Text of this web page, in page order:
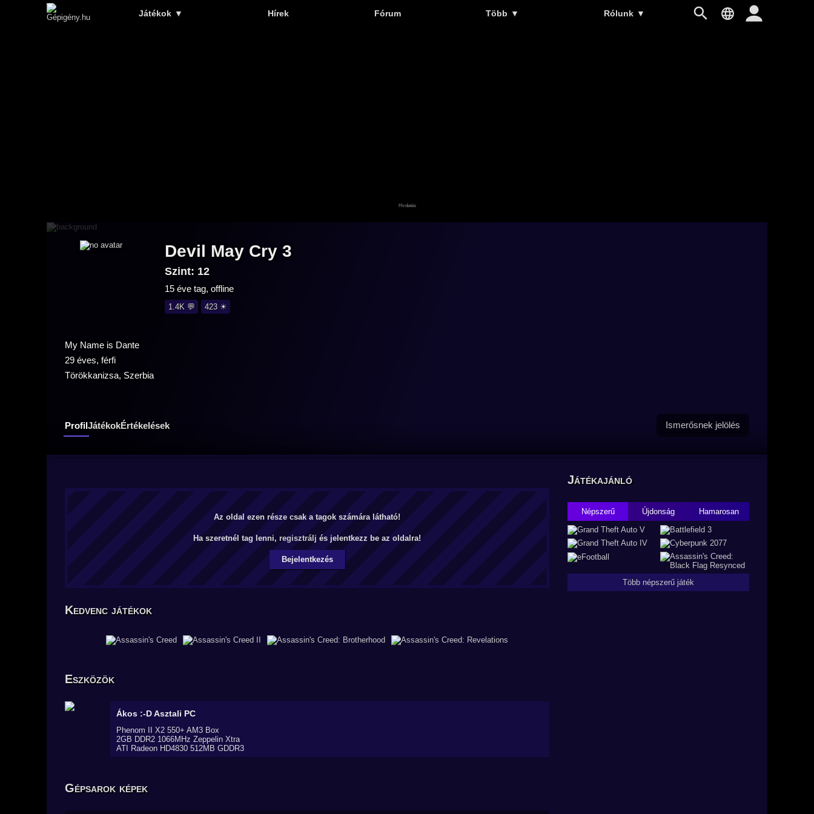
Játékok ▼ Hírek Fórum Több ▼ Rólunk ▼
Devil May Cry 3
Szint: 12
15 éve tag, offline
1.4K 💬 423 ☀
My Name is Dante
29 éves, férfi
Törökkanizsa, Szerbia
ProfilJátékokÉrtékelések Ismerősnek jelölés
Az oldal ezen része csak a tagok számára látható!
Ha szeretnél tag lenni, regisztrálj és jelentkezz be az oldalra!
Bejelentkezés
Kedvenc játékok
Eszközök
Ákos :-DAsztali PC
Phenom II X2 550+ AM3 Box
2GB DDR2 1066MHz Zeppelin Xtra
ATI Radeon HD4830 512MB GDDR3
Gépsarok képek
Játékajánló
Népszerű Újdonság Hamarosan
Több népszerű játék